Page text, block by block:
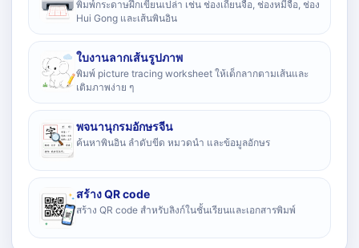
พิมพ์กระดาษฝึกเขียนเปล่า เช่น ช่องเถียนจื้อ, ช่องหมี่จื้อ, ช่อง
Hui Gong และเส้นพินอิน
ใบงานลากเส้นรูปภาพ
พิมพ์ picture tracing worksheet ให้เด็กลากตามเส้นและ
เติมภาพง่าย ๆ
พจนานุกรมอักษรจีน
ค้นหาพินอิน ลำดับขีด หมวดนำ และข้อมูลอักษร
สร้าง QR code
สร้าง QR code สำหรับลิงก์ในชั้นเรียนและเอกสารพิมพ์